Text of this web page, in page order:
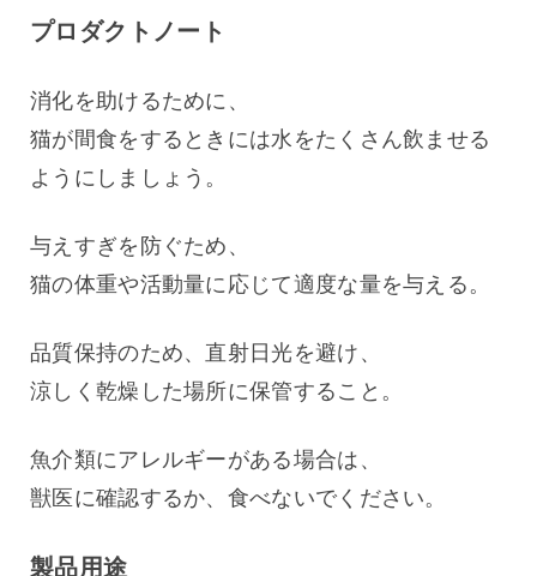
プロダクトノート
消化を助けるために、
猫が間食をするときには水をたくさん飲ませる
ようにしましょう。
与えすぎを防ぐため、
猫の体重や活動量に応じて適度な量を与える。
品質保持のため、直射日光を避け、
涼しく乾燥した場所に保管すること。
魚介類にアレルギーがある場合は、
獣医に確認するか、食べないでください。
製品用途